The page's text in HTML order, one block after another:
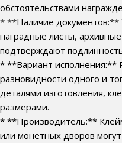
обстоятельствами
* **Наличие документов:**
наградные листы,
подтверждают
* **Вариант исполнения:**
разновидности одного и
деталями изготовления,
размерами.
* **Производитель:**
или монетных дворов